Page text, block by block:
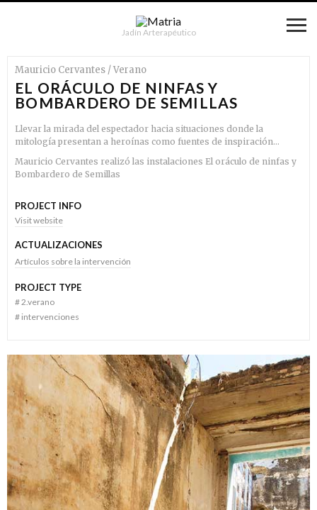
Jadín Arterapéutico
Mauricio Cervantes / Verano
EL ORÁCULO DE NINFAS Y
BOMBARDERO DE SEMILLAS
Llevar la mirada del espectador hacia situaciones donde la
mitología presentan a heroínas como fuentes de inspiración…
Mauricio Cervantes realizó las instalaciones El oráculo de ninfas y
Bombardero de Semillas
PROJECT INFO
Visit website
ACTUALIZACIONES
Artículos sobre la intervención
PROJECT TYPE
#2.verano
# intervenciones